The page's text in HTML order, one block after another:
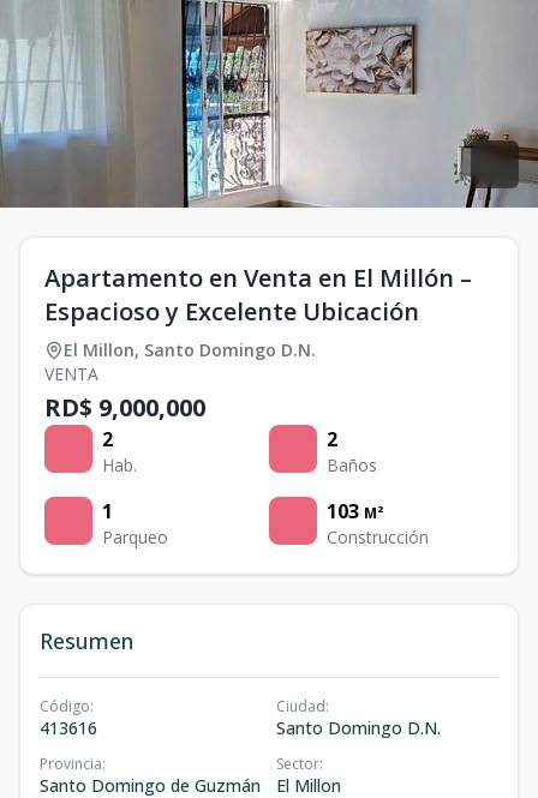
Apartamento en Venta en El Millón –
Espacioso y Excelente Ubicación
El Millon, Santo Domingo D.N.
VENTA
RD$ 9,000,000
2
Hab.
2
Baños
1
Parqueo
103 M²
Construcción
Resumen
Código:
413616
Ciudad:
Santo Domingo D.N.
Provincia:
Santo Domingo de Guzmán
Sector:
El Millon